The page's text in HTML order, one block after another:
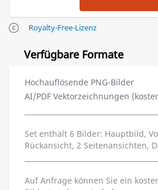
Royalty-Free-Lizenz
Verfügbare Formate
Hochauflösende PNG-Bilder
AI/PDF Vektorzeichnungen
Set enthält 6 Bilder: Hauptbild,
Rückansicht, 2 Seitenansichten,
Auf Anfrage können Sie ein